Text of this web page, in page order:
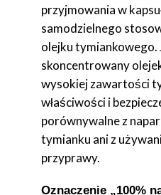
przyjmowania w
samodzielnego
olejku tymiankowego.
skoncentrowany
wysokiej zawartości
właściwości i
porównywalne z
tymianku ani z
przyprawy.
Oznaczenie „100%